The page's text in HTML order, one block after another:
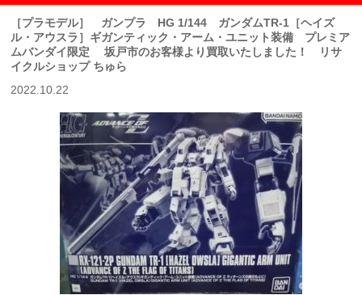
［プラモデル］ ガンプラ HG 1/144 ガンダムTR-1［ヘイズ
ル・アウスラ］ギガンティック・アーム・ユニット装備 プレミア
ムバンダイ限定 坂戸市のお客様より買取いたしました！ リサ
イクルショップ ちゅら
2022.10.22